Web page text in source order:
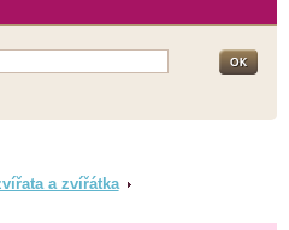
a zvířátka